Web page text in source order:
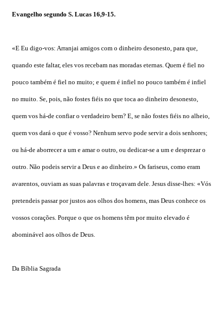
Evangelho segundo S. Lucas 16,9-15.
«E Eu digo-vos: Arranjai amigos com o dinheiro desonesto, para que,
quando este faltar, eles vos recebam nas moradas eternas. Quem é fiel no
pouco também é fiel no muito; e quem é infiel no pouco também é infiel
no muito. Se, pois, não fostes fiéis no que toca ao dinheiro desonesto,
quem vos há-de confiar o verdadeiro bem? E, se não fostes fiéis no alheio,
quem vos dará o que é vosso? Nenhum servo pode servir a dois senhores;
ou há-de aborrecer a um e amar o outro, ou dedicar-se a um e desprezar o
outro. Não podeis servir a Deus e ao dinheiro.» Os fariseus, como eram
avarentos, ouviam as suas palavras e troçavam dele. Jesus disse-lhes: «Vós
pretendeis passar por justos aos olhos dos homens, mas Deus conhece os
vossos corações. Porque o que os homens têm por muito elevado é
abominável aos olhos de Deus.
Da Bíblia Sagrada